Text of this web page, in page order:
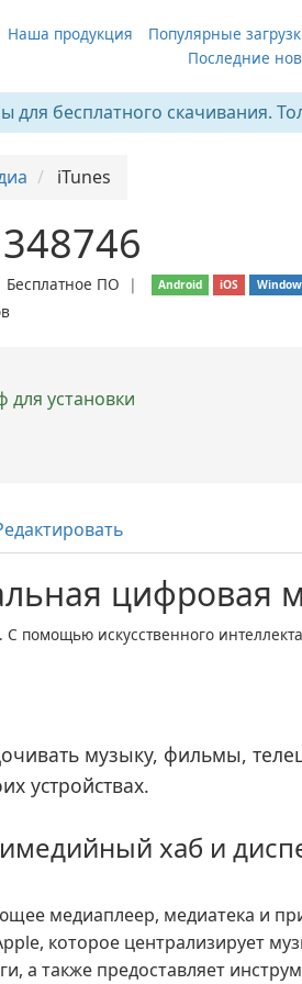
Наша продукция Популярные
Последние
для бесплатного скачивания.
iTunes
Бесплатное ПО ❘ Android iOS
для установки
цифровая
помощью искусственного
музыку, фильмы,
устройствах.
хаб и
медиаплеер, медиатека и
которое централизирует
а также предоставляет